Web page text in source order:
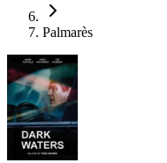
Palmarès